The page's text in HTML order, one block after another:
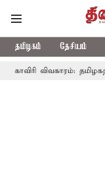
தமிழகம் தேசியம்
தமிழகத்தில்